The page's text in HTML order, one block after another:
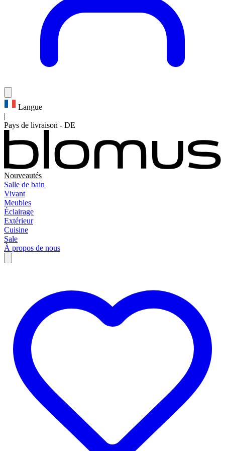
Langue
|
Pays de livraison - DE
Nouveautés
Salle de bain
Vivant
Meubles
Éclairage
Extérieur
Cuisine
Sale
À propos de nous